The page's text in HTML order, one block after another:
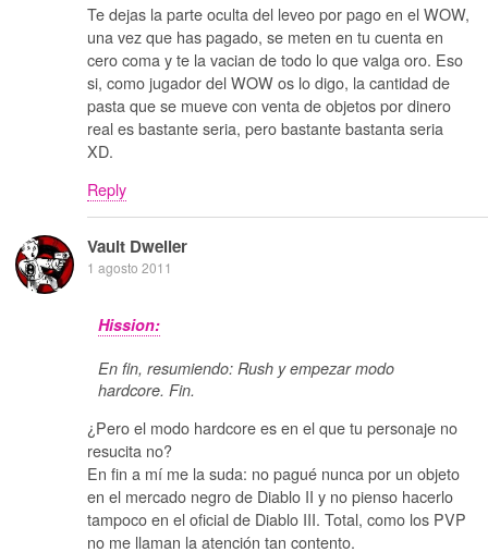
Te dejas la parte oculta del leveo por pago en el WOW,
una vez que has pagado, se meten en tu cuenta en
cero coma y te la vacian de todo lo que valga oro. Eso
si, como jugador del WOW os lo digo, la cantidad de
pasta que se mueve con venta de objetos por dinero
real es bastante seria, pero bastante bastanta seria
XD.
Reply
Vault Dweller
1 agosto 2011
Hission:
En fin, resumiendo: Rush y empezar modo
hardcore. Fin.
¿Pero el modo hardcore es en el que tu personaje no
resucita no?
En fin a mí me la suda: no pagué nunca por un objeto
en el mercado negro de Diablo II y no pienso hacerlo
tampoco en el oficial de Diablo III. Total, como los PVP
no me llaman la atención tan contento.